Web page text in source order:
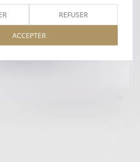
Mentions légalesPlan du site
Martyrs du Lycée Buffon, 75014 PARIS
REFUSER
ACCEPTER